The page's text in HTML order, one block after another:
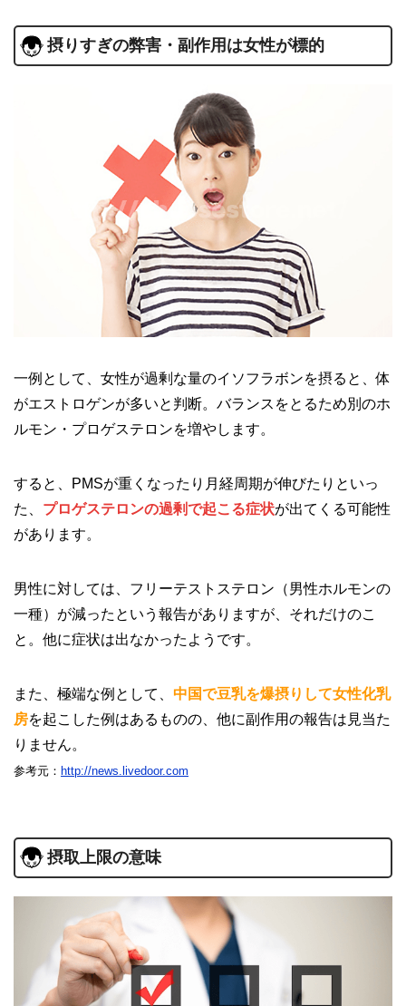
摂りすぎの弊害・副作用は女性が標的
一例として、女性が過剰な量のイソフラボンを摂ると、体
がエストロゲンが多いと判断。バランスをとるため別のホ
ルモン・プロゲステロンを増やします。
すると、PMSが重くなったり月経周期が伸びたりといっ
た、 プロゲステロンの過剰で起こる症状が出てくる可能性
があります。
男性に対しては、フリーテストステロン（男性ホルモンの
一種）が減ったという報告がありますが、それだけのこ
と。他に症状は出なかったようです。
また、極端な例として、 中国で豆乳を爆摂りして女性化乳
房を起こした例はあるものの、他に副作用の報告は見当た
りません。
参考元： http://news.livedoor.com
摂取上限の意味